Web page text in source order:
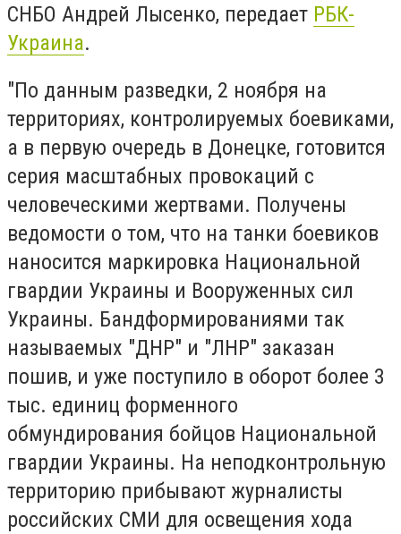
СНБО Андрей Лысенко, передает РБК-
Украина.
"По данным разведки, 2 ноября на
территориях, контролируемых боевиками,
а в первую очередь в Донецке, готовится
серия масштабных провокаций с
человеческими жертвами. Получены
ведомости о том, что на танки боевиков
наносится маркировка Национальной
гвардии Украины и Вооруженных сил
Украины. Бандформированиями так
называемых "ДНР" и "ЛНР" заказан
пошив, и уже поступило в оборот более 3
тыс. единиц форменного
обмундирования бойцов Национальной
гвардии Украины. На неподконтрольную
территорию прибывают журналисты
российских СМИ для освещения хода